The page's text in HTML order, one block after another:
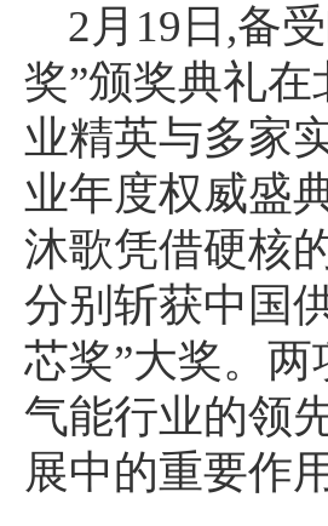
2月19日,备
奖”颁奖典礼
业精英与多家
业年度权威盛
沐歌凭借硬核
分别斩获中国
芯奖”大奖。
气能行业的领
展中的重要作用